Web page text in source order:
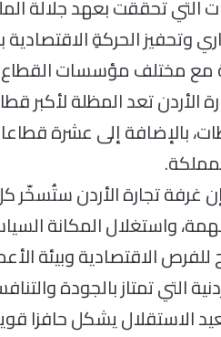
التي تحققت بعهد جلالة
وتحفيز الحركةِ
مختلف مؤسسات القطاع
غرفة تجارة الأردن ستُسخّر
واستغلال المكانة
للفرص الاقتصادية وبيئة
التي تمتاز بالجودة
الاستقلال يشكل حافزا